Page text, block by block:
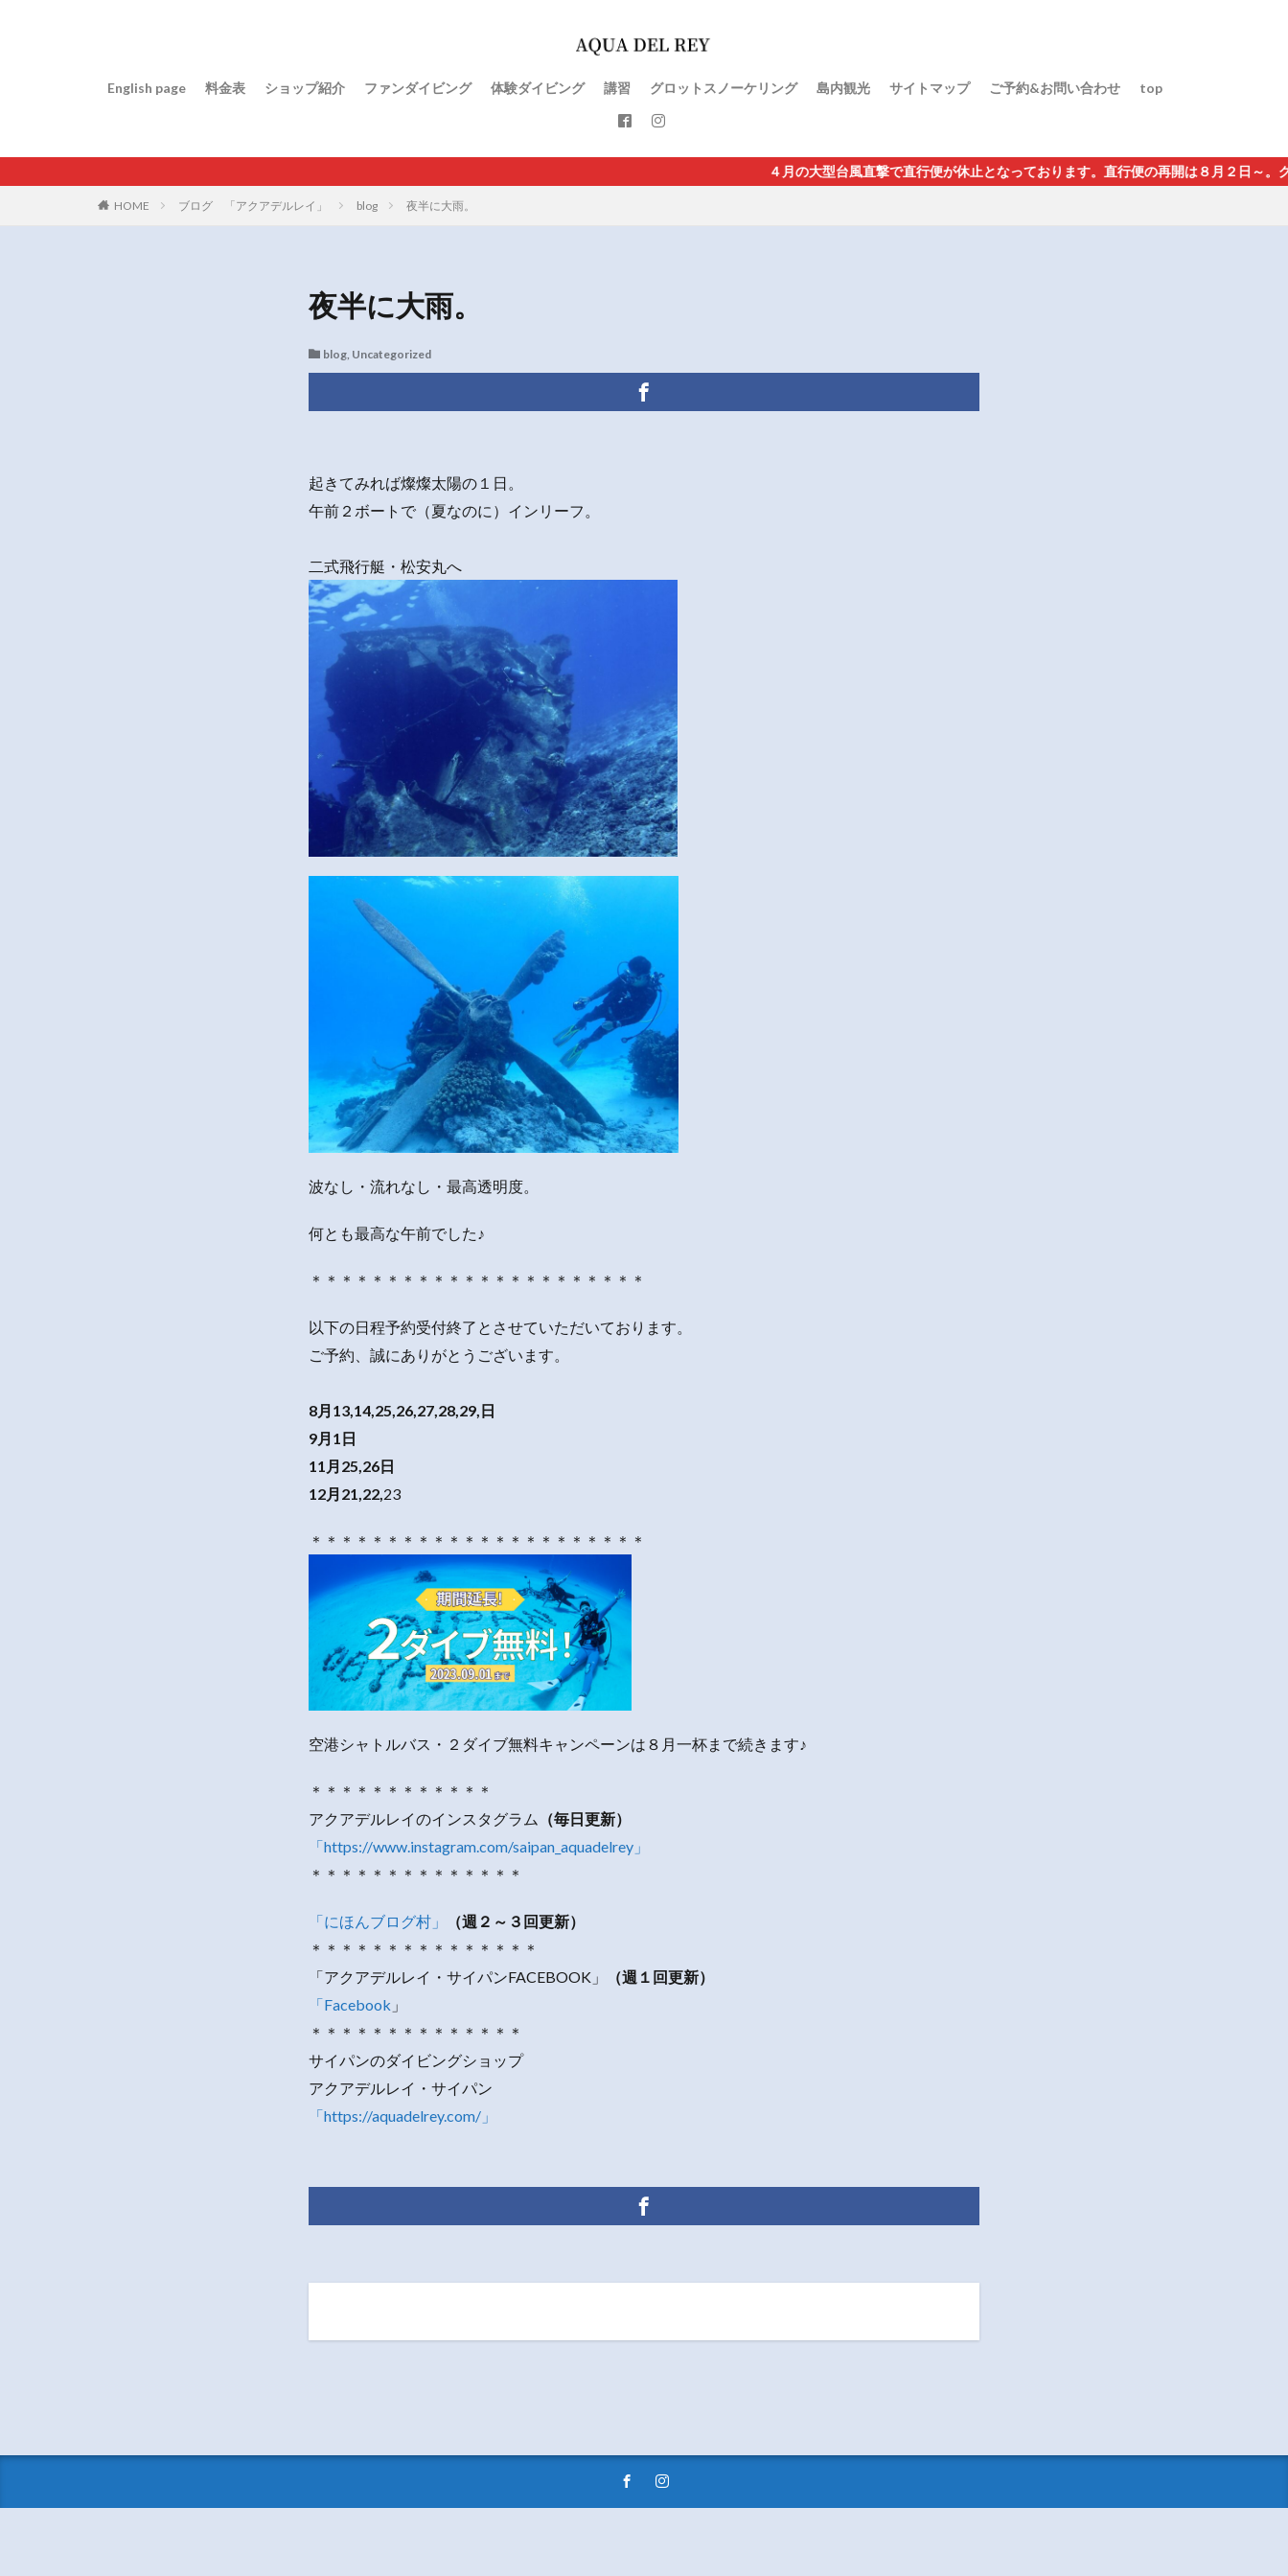
English page 料金表 ショップ紹介 ファンダイビング 体験ダイビング 講習 グロットスノーケリング 島内観光 サイトマップ ご予約&お問い合わせ top
４月の大型台風直撃で直行便が休止となっております。直行便の再開は８月２日～。グァム経由・イ
HOME ブログ 「アクアデルレイ」 blog 夜半に大雨。
夜半に大雨。
blog, Uncategorized
起きてみれば燦燦太陽の１日。
午前２ボートで（夏なのに）インリーフ。
二式飛行艇・松安丸へ
波なし・流れなし・最高透明度。
何とも最高な午前でした♪
＊＊＊＊＊＊＊＊＊＊＊＊＊＊＊＊＊＊＊＊＊＊
以下の日程予約受付終了とさせていただいております。
ご予約、誠にありがとうございます。
8月13,14,25,26,27,28,29,日
9月1日
11月25,26日
12月21,22,23
＊＊＊＊＊＊＊＊＊＊＊＊＊＊＊＊＊＊＊＊＊＊
空港シャトルバス・２ダイブ無料キャンペーンは８月一杯まで続きます♪
＊＊＊＊＊＊＊＊＊＊＊＊
アクアデルレイのインスタグラム
（毎日更新）
「https://www.instagram.com/saipan_aquadelrey」
＊＊＊＊＊＊＊＊＊＊＊＊＊＊
「にほんブログ村」
（週２～３回更新）
＊＊＊＊＊＊＊＊＊＊＊＊＊＊＊
「アクアデルレイ・サイパンFACEBOOK」
（週１回更新）
「Facebook 」
＊＊＊＊＊＊＊＊＊＊＊＊＊＊
サイパンのダイビングショップ
アクアデルレイ・サイパン
「https://aquadelrey.com/」